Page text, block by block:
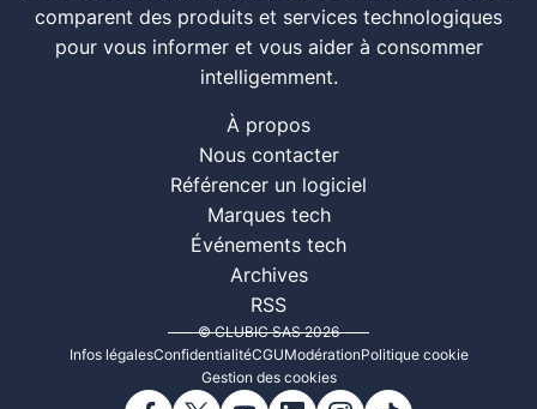
comparent des produits et services technologiques
pour vous informer et vous aider à consommer
intelligemment.
À propos
Nous contacter
Référencer un logiciel
Marques tech
Événements tech
Archives
RSS
© CLUBIC SAS 2026
Infos légalesConfidentialitéCGUModérationPolitique cookie
Gestion des cookies